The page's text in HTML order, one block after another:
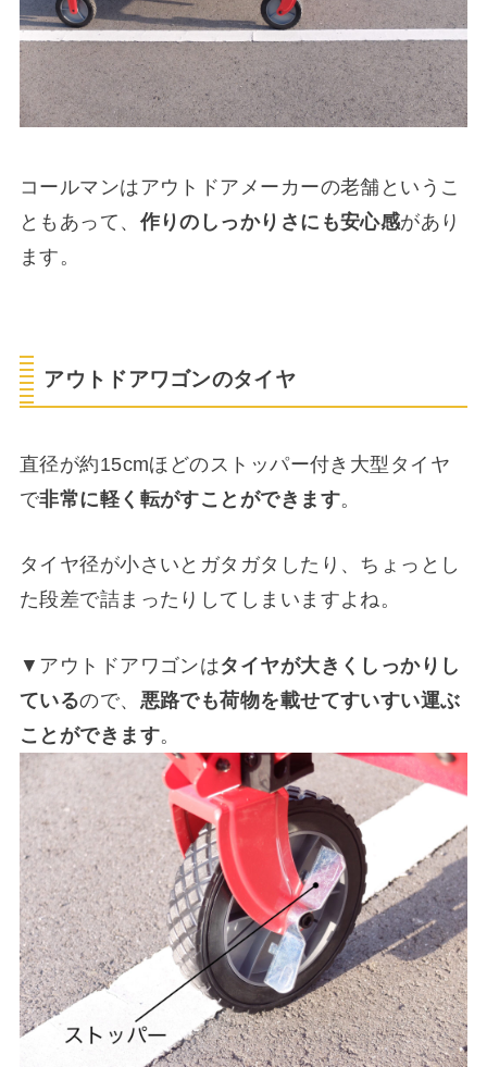
コールマンはアウトドアメーカーの老舗というこ
ともあって、 作りのしっかりさにも安心感があり
ます。
アウトドアワゴンのタイヤ
直径が約15cmほどのストッパー付き大型タイヤ
で非常に軽く転がすことができます。
タイヤ径が小さいとガタガタしたり、ちょっとし
た段差で詰まったりしてしまいますよね。
▼アウトドアワゴンはタイヤが大きくしっかりし
ているので、 悪路でも荷物を載せてすいすい運ぶ
ことができます。